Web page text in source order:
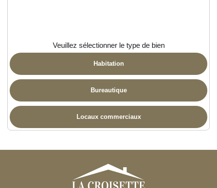
Veuillez sélectionner le type de bien
Habitation
Bureautique
Locaux commerciaux